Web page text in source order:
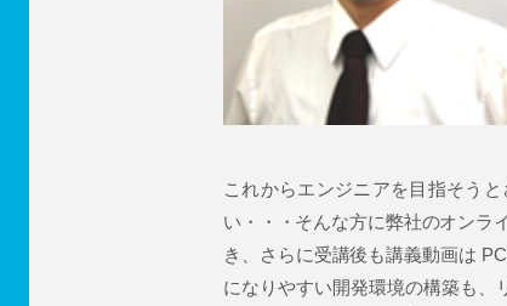
これからエンジニアを目指そう
い・・・そんな方に弊社のオンラ
き、さらに受講後も講義動画は
になりやすい開発環境の構築も、